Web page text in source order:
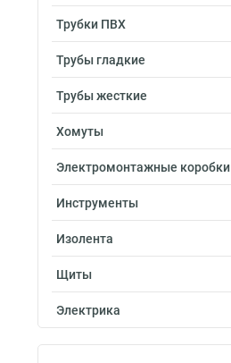
Трубки ПВХ
Трубы гладкие
Трубы жесткие
Хомуты
Электромонтажные коробки
Инструменты
Изолента
Щиты
Электрика